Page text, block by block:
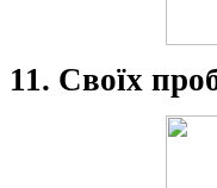
11. Своїх